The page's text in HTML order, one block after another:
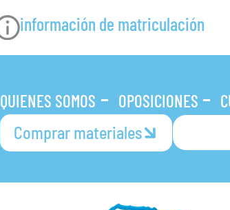
información de matriculación
QUIENES SOMOS OPOSICIONES
Comprar materiales